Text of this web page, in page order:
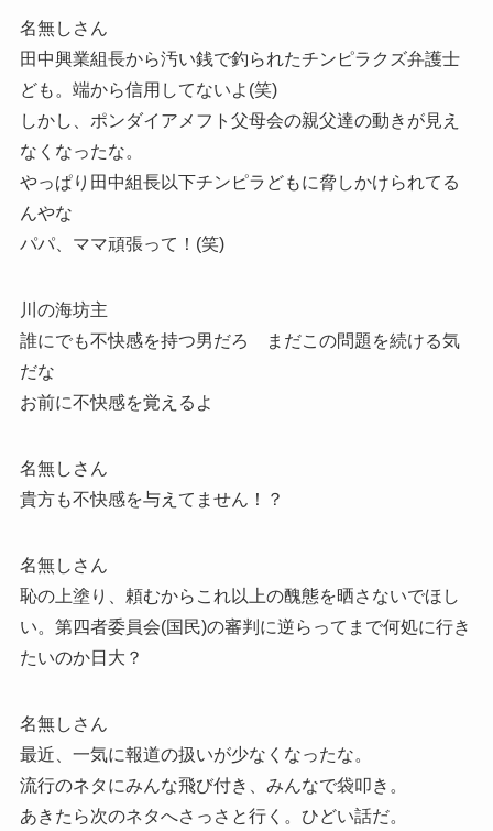
名無しさん
田中興業組長から汚い銭で釣られたチンピラクズ弁護士
ども。端から信用してないよ(笑)
しかし、ポンダイアメフト父母会の親父達の動きが見え
なくなったな。
やっぱり田中組長以下チンピラどもに脅しかけられてる
んやな
パパ、ママ頑張って！(笑)
川の海坊主
誰にでも不快感を持つ男だろ まだこの問題を続ける気
だな
お前に不快感を覚えるよ
名無しさん
貴方も不快感を与えてません！？
名無しさん
恥の上塗り、頼むからこれ以上の醜態を晒さないでほし
い。第四者委員会(国民)の審判に逆らってまで何処に行き
たいのか日大？
名無しさん
最近、一気に報道の扱いが少なくなったな。
流行のネタにみんな飛び付き、みんなで袋叩き。
あきたら次のネタへさっさと行く。ひどい話だ。